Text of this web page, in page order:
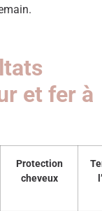
et fer à
Protection
cheveux